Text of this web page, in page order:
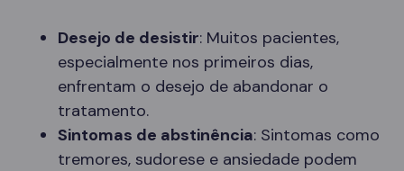
Desejo de desistir: Muitos pacientes,
especialmente nos primeiros dias,
enfrentam o desejo de abandonar o
tratamento.
Sintomas de abstinência: Sintomas como
tremores, sudorese e ansiedade podem